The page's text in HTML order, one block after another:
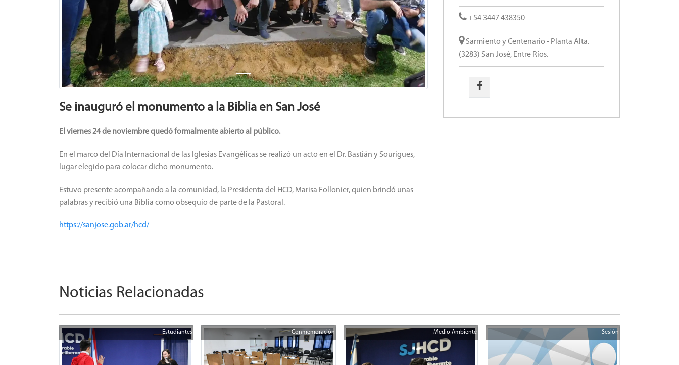
Se inauguró el monumento a la Biblia en San José
El viernes 24 de noviembre quedó formalmente abierto al público.
En el marco del Día Internacional de las Iglesias Evangélicas se realizó un acto en el Dr. Bastián y Sourigues,
lugar elegido para colocar dicho monumento.
Estuvo presente acompañando a la comunidad, la Presidenta del HCD, Marisa Follonier, quien brindó unas
palabras y recibió una Biblia como obsequio de parte de la Pastoral.
https://sanjose.gob.ar/hcd/
+54 3447 438350
Sarmiento y Centenario - Planta Alta.
(3283) San José, Entre Ríos.
Noticias Relacionadas
Estudiantes Conmemoración Medio Ambiente Sesión